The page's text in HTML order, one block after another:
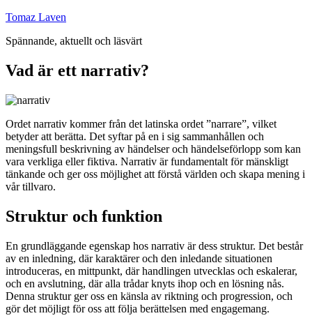
Hoppa
innehåll
Tomaz Laven
Spännande, aktuellt och läsvärt
Vad är ett narrativ?
Ordet narrativ kommer från det latinska ordet ”narrare”, vilket
betyder att berätta. Det syftar på en i sig sammanhållen och
meningsfull beskrivning av händelser och händelseförlopp som kan
vara verkliga eller fiktiva. Narrativ är fundamentalt för mänskligt
tänkande och ger oss möjlighet att förstå världen och skapa mening i
vår tillvaro.
Struktur och funktion
En grundläggande egenskap hos narrativ är dess struktur. Det består
av en inledning, där karaktärer och den inledande situationen
introduceras, en mittpunkt, där handlingen utvecklas och eskalerar,
och en avslutning, där alla trådar knyts ihop och en lösning nås.
Denna struktur ger oss en känsla av riktning och progression, och
gör det möjligt för oss att följa berättelsen med engagemang.